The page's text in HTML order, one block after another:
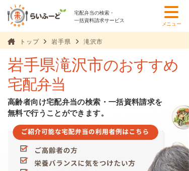
宅配弁当の検索・
一括資料請求サービス
メニュー
トップ 岩手県 滝沢市
岩手県滝沢市のおすすめ
宅配弁当
高齢者向け宅配弁当の検索・一括資料請求を
無料で行うことができます。